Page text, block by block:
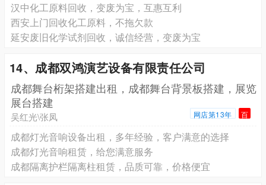
汉中化工原料回收，变废为宝，互惠互利
西安上门回收化工原料，不拖欠款
延安废旧化学试剂回收，诚信经营，变废为宝
14、成都双鸿演艺设备有限责任公司
成都舞台桁架搭建出租，成都舞台背景板搭建，展览
展台搭建
吴红光\张凤 网店第13年 百
成都灯光音响设备出租，多年经验，客户满意的选择
成都灯光音响租赁，给您满意服务
成都隔离护栏隔离柱租赁，品质可靠，价格便宜